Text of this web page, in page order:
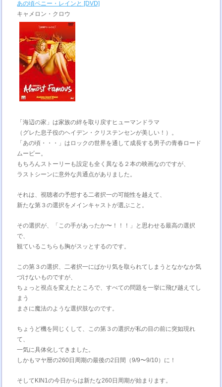
あの頃ペニー・レインと [DVD]
キャメロン・クロウ
「海辺の家」は家族の絆を取り戻すヒューマンドラマ
（グレた息子役のヘイデン・クリステンセンが美しい！）。
「あの頃・・・」はロックの世界を通して成長する男子の青春ロード
ムービー。
もちろんストーリーも設定も全く異なる２本の映画なのですが、
ラストシーンに意外な共通点がありました。
それは、視聴者の予想する二者択一の可能性を越えて、
新たな第３の選択をメインキャストが選ぶこと。
その選択が、「この手があったか〜！！！」と思わせる最高の選択
で、
観ているこちらも胸がスッとするのです。
この第３の選択、二者択一にばかり気を取られてしまうとなかなか気
づけないものですが、
ちょっと視点を変えたところで、すべての問題を一挙に飛び越えてし
まう
まさに魔法のような選択肢なのです。
ちょうど機を同じくして、この第３の選択が私の目の前に突如現れ
て、
一気に具体化してきました。
しかもマヤ暦の260日周期の最後の2日間（9/9〜9/10）に！
そしてKIN1の今日からは新たな260日周期が始まります。